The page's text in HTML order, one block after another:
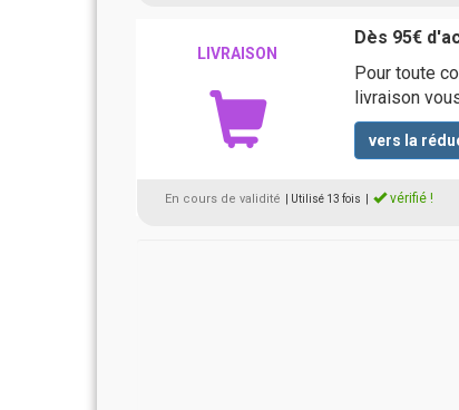
LIVRAISON
Dès 95€
Pour toute
livraison
vers la
En cours de validité | Utilisé 13 fois vérifié !